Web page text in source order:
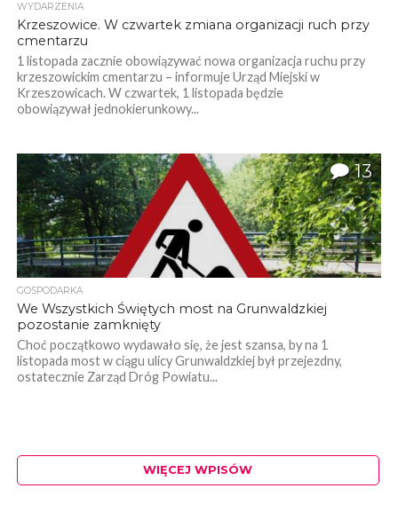
WYDARZENIA
Krzeszowice. W czwartek zmiana organizacji ruch przy
cmentarzu
1 listopada zacznie obowiązywać nowa organizacja ruchu przy
krzeszowickim cmentarzu – informuje Urząd Miejski w
Krzeszowicach. W czwartek, 1 listopada będzie
obowiązywał jednokierunkowy...
13
GOSPODARKA
We Wszystkich Świętych most na Grunwaldzkiej
pozostanie zamknięty
Choć początkowo wydawało się, że jest szansa, by na 1
listopada most w ciągu ulicy Grunwaldzkiej był przejezdny,
ostatecznie Zarząd Dróg Powiatu...
WIĘCEJ WPISÓW